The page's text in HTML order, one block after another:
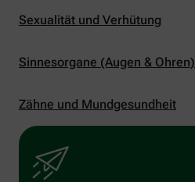
Sexualität und Verhütung
Sinnesorgane (Augen & Ohren)
Zähne und Mundgesundheit